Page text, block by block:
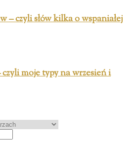
– czyli słów kilka o wspaniałej
moje typy na wrzesień i